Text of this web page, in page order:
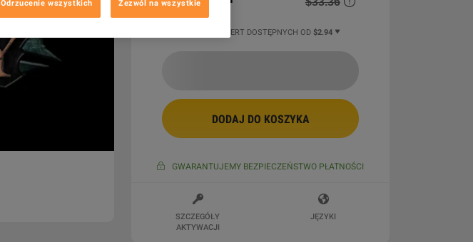
13 WIĘCEJ OFERT DOSTĘPNYCH OD $2.94
DODAJ DO KOSZYKA
GWARANTUJEMY BEZPIECZEŃSTWO PŁATNOŚCI
SZCZEGÓŁY
AKTYWACJI
JĘZYKI
Odrzucenie wszystkich Zezwól na wszystkie